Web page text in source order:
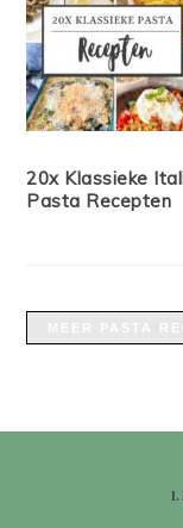
20x Klassieke
Pasta Recepten